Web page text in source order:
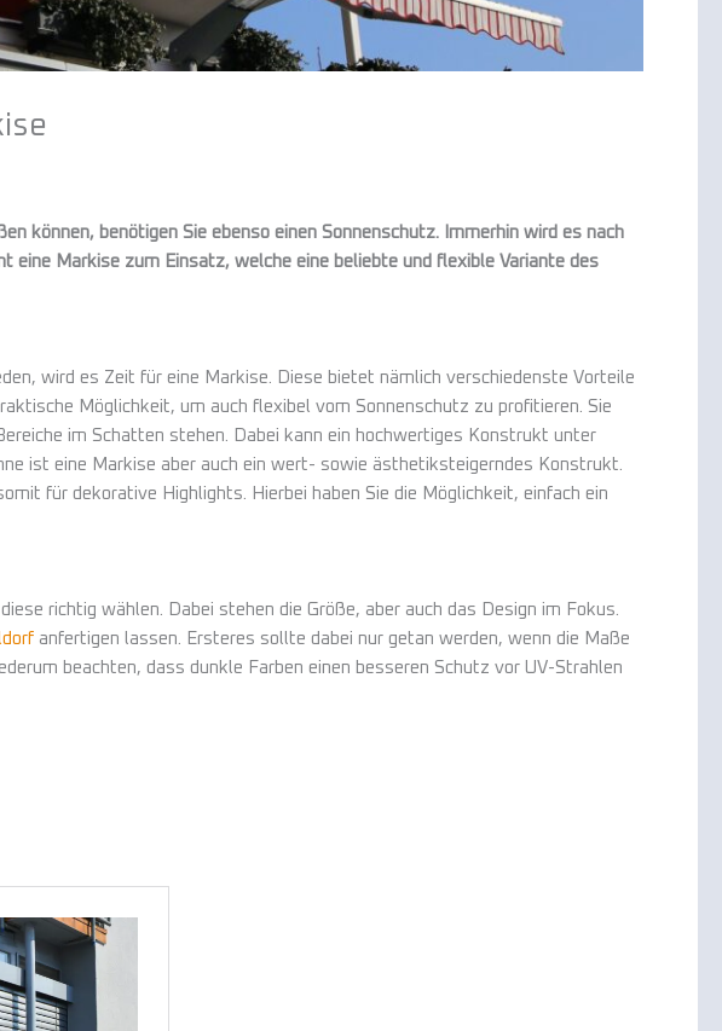
können, benötigen Sie ebenso einen Sonnenschutz. Immerhin wird es nach
eine Markise zum Einsatz, welche eine beliebte und flexible Variante des
wird es Zeit für eine Markise. Diese bietet nämlich verschiedenste Vorteile
Möglichkeit, um auch flexibel vom Sonnenschutz zu profitieren. Sie
im Schatten stehen. Dabei kann ein hochwertiges Konstrukt unter
ist eine Markise aber auch ein wert- sowie ästhetiksteigerndes Konstrukt.
für dekorative Highlights. Hierbei haben Sie die Möglichkeit, einfach ein
richtig wählen. Dabei stehen die Größe, aber auch das Design im Fokus.
anfertigen lassen. Ersteres sollte dabei nur getan werden, wenn die Maße
beachten, dass dunkle Farben einen besseren Schutz vor UV-Strahlen